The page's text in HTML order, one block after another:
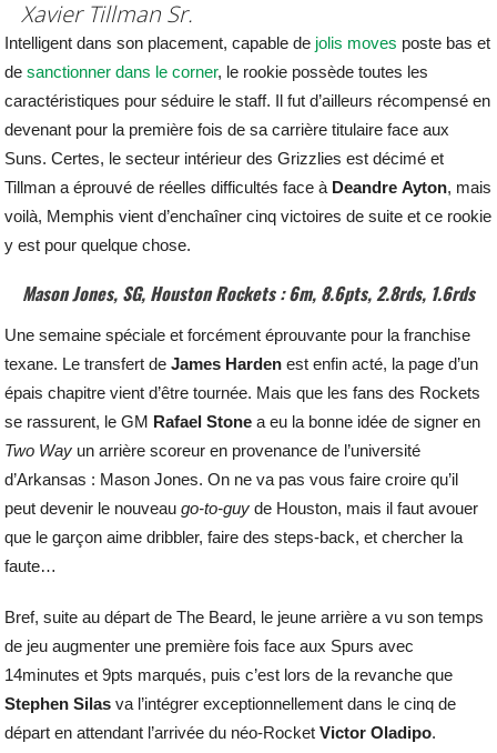
Xavier Tillman Sr.
Intelligent dans son placement, capable de jolis moves poste bas et
desanctionner dans le corner, le rookie possède toutes les
caractéristiques pour séduire le staff. Il fut d’ailleurs récompensé en
devenant pour la première fois de sa carrière titulaire face aux
Suns. Certes, le secteur intérieur des Grizzlies est décimé et
Tillman a éprouvé de réelles difficultés face à Deandre Ayton, mais
voilà, Memphis vient d’enchaîner cinq victoires de suite et ce rookie
y est pour quelque chose.
Mason Jones, SG, Houston Rockets : 6m, 8.6pts, 2.8rds, 1.6rds
Une semaine spéciale et forcément éprouvante pour la franchise
texane. Le transfert deJames Harden est enfin acté, la page d’un
épais chapitre vient d’être tournée. Mais que les fans des Rockets
se rassurent, le GM Rafael Stone a eu la bonne idée de signer en
Two Way un arrière scoreur en provenance de l’université
d’Arkansas : Mason Jones. On ne va pas vous faire croire qu’il
peut devenir le nouveau go-to-guy de Houston, mais il faut avouer
que le garçon aime dribbler, faire des steps-back, et chercher la
faute…
Bref, suite au départ de The Beard, le jeune arrière a vu son temps
de jeu augmenter une première fois face aux Spurs avec
14minutes et 9pts marqués, puis c’est lors de la revanche que
Stephen Silas va l’intégrer exceptionnellement dans le cinq de
départ en attendant l’arrivée du néo-RocketVictor Oladipo.